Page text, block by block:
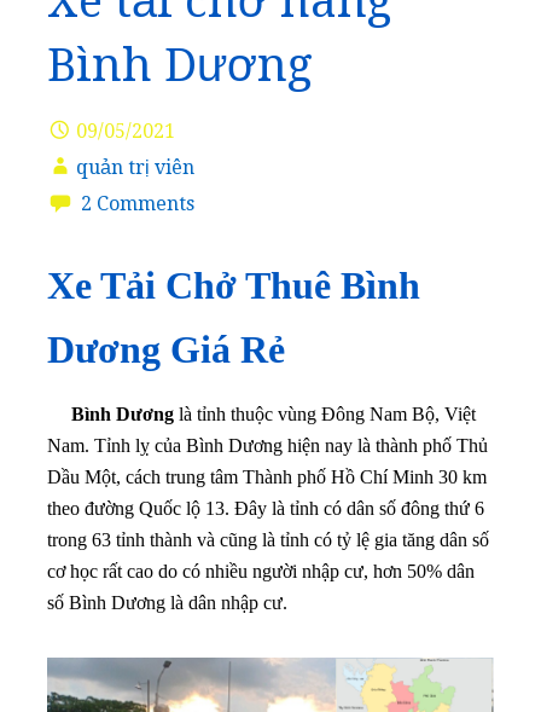
Bình Dương
09/05/2021
quản trị viên
2 Comments
Xe Tải Chở Thuê Bình
Dương Giá Rẻ
Bình Dương là tỉnh thuộc vùng Đông Nam Bộ, Việt
Nam. Tỉnh lỵ của Bình Dương hiện nay là thành phố Thủ
Dầu Một, cách trung tâm Thành phố Hồ Chí Minh 30 km
theo đường Quốc lộ 13. Đây là tỉnh có dân số đông thứ 6
trong 63 tỉnh thành và cũng là tỉnh có tỷ lệ gia tăng dân số
cơ học rất cao do có nhiều người nhập cư, hơn 50% dân
số Bình Dương là dân nhập cư.